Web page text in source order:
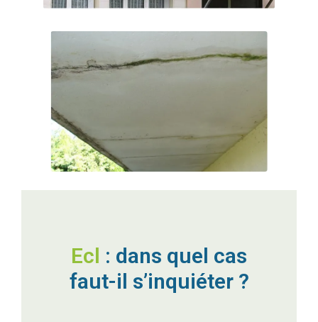
Ec a ts : dans quel
cas faut-il